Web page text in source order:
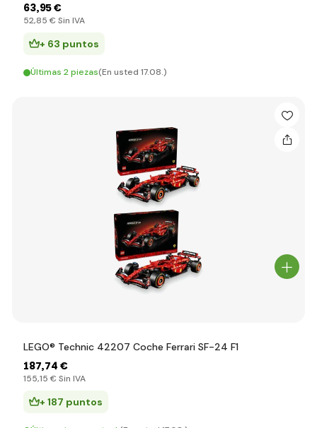
63,95 €
52,85 € Sin IVA
+ 63 puntos
Últimas 2 piezas(En usted 17.08.)
LEGO® Technic 42207 Coche Ferrari SF-24 F1
187,74 €
155,15 € Sin IVA
+ 187 puntos